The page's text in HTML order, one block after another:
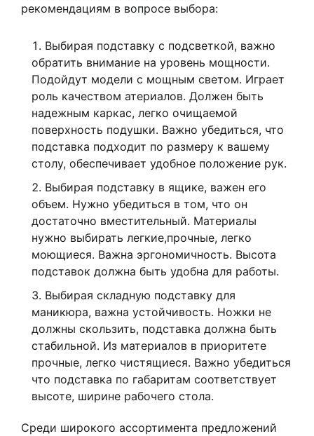
рекомендациям в вопросе выбора:
Выбирая подставку с подсветкой, важно
обратить внимание на уровень мощности.
Подойдут модели с мощным светом. Играет
роль качеством атериалов. Должен быть
надежным каркас, легко очищаемой
поверхность подушки. Важно убедиться, что
подставка подходит по размеру к вашему
столу, обеспечивает удобное положение рук.
Выбирая подставку в ящике, важен его
объем. Нужно убедиться в том, что он
достаточно вместительный. Материалы
нужно выбирать легкие,прочные, легко
моющиеся. Важна эргономичность. Высота
подставок должна быть удобна для работы.
Выбирая складную подставку для
маникюра, важна устойчивость. Ножки не
должны скользить, подставка должна быть
стабильной. Из материалов в приоритете
прочные, легко чистящиеся. Важно убедиться
что подставка по габаритам соответствует
высоте, ширине рабочего стола.
Среди широкого ассортимента предложений